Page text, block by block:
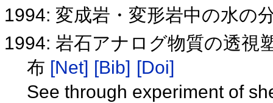
1994: 変成岩・変形岩中の水の
1994: 岩石アナログ物質の透視
布 [Net] [Bib] [Doi]
See through experiment of